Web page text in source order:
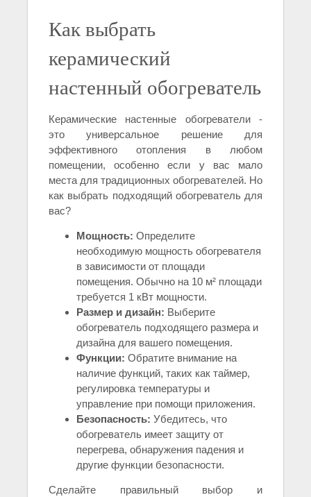
Как выбрать
керамический
настенный обогреватель
Керамические настенные обогреватели -
это универсальное решение для
эффективного отопления в любом
помещении, особенно если у вас мало
места для традиционных обогревателей. Но
как выбрать подходящий обогреватель для
вас?
Мощность: Определите
необходимую мощность обогревателя
в зависимости от площади
помещения. Обычно на 10 м² площади
требуется 1 кВт мощности.
Размер и дизайн: Выберите
обогреватель подходящего размера и
дизайна для вашего помещения.
Функции: Обратите внимание на
наличие функций, таких как таймер,
регулировка температуры и
управление при помощи приложения.
Безопасность: Убедитесь, что
обогреватель имеет защиту от
перегрева, обнаружения падения и
другие функции безопасности.
Сделайте правильный выбор и